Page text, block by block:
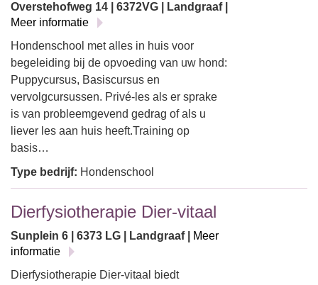
Overstehofweg 14 | 6372VG | Landgraaf |
Meer informatie
Hondenschool met alles in huis voor
begeleiding bij de opvoeding van uw hond:
Puppycursus, Basiscursus en
vervolgcursussen. Privé-les als er sprake
is van probleemgevend gedrag of als u
liever les aan huis heeft.Training op
basis…
Type bedrijf: Hondenschool
Dierfysiotherapie Dier-vitaal
Sunplein 6 | 6373 LG | Landgraaf |
Meer
informatie
Dierfysiotherapie Dier-vitaal biedt